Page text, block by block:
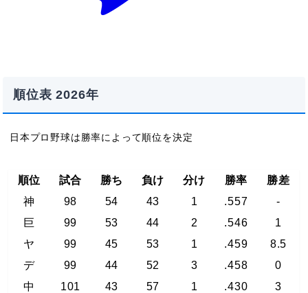
順位表 2026年
日本プロ野球は勝率によって順位を決定
順位 試合 勝ち 負け 分け 勝率
勝差
神
98 54 43 1 .557
-
巨
99 53 44 2 .546
1
ヤ
99 45 53 1 .459
8.5
デ
99 44 52 3 .458
0
中
101 43 57 1 .430
3